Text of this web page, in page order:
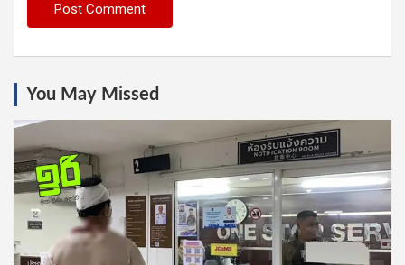
You May Missed